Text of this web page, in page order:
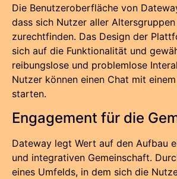
Die Benutzeroberfläche von
dass sich Nutzer aller
zurechtfinden. Das Design der
sich auf die Funktionalität und
reibungslose und problemlose
Nutzer können einen Chat mit
starten.
Engagement für die
Dateway legt Wert auf den Aufbau
und integrativen Gemeinschaft.
eines Umfelds, in dem sich die